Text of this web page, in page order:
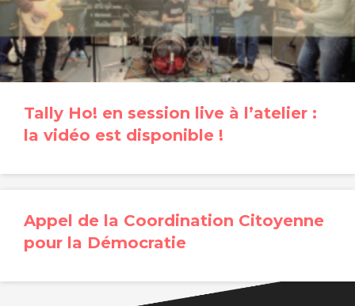
Tally Ho! en session live à l’atelier :
la vidéo est disponible !
Appel de la Coordination Citoyenne
pour la Démocratie